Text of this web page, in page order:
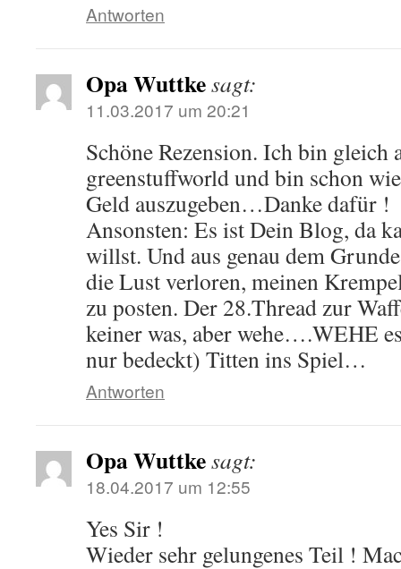
Antworten
Opa Wuttkesagt:
11.03.2017 um 20:21
Schöne Rezension. Ich bin gleich
greenstuffworld und bin schon
Geld auszugeben…Danke dafür !
Ansonsten: Es ist Dein Blog, da
willst. Und aus genau dem
die Lust verloren, meinen
zu posten. Der 28.Thread zur
keiner was, aber wehe….WEHE
nur bedeckt) Titten ins Spiel…
Antworten
Opa Wuttkesagt:
18.04.2017 um 12:55
Yes Sir !
Wieder sehr gelungenes Teil !